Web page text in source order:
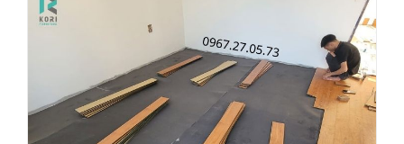
THÁI
CÓ
TỐT